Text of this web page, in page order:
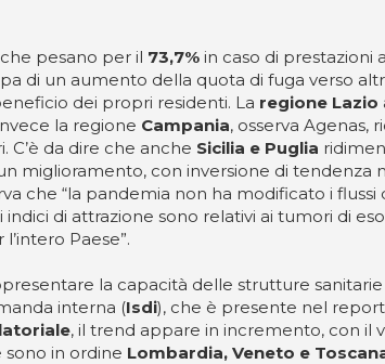
che pesano per il 73,7% in caso di prestazioni
di un aumento della quota di fuga verso
dei propri residenti. La regione Lazio
la regione Campania, osserva Agenas,
C’è da dire che anche Sicilia e Puglia
miglioramento, con inversione di tendenza
che “la pandemia non ha modificato i
di attrazione sono relativi ai tumori di
Paese”.
la capacità delle strutture
interna (Isdi), che è presente nel
, il trend appare in incremento, con il
in ordine Lombardia, Veneto e